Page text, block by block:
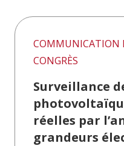
COMMUNICATION
CONGRÈS
Surveillance
réelles par
grandeurs